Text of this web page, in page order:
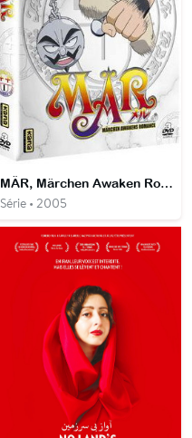
MÄR, Märchen Awaken Romance
Série • 2005